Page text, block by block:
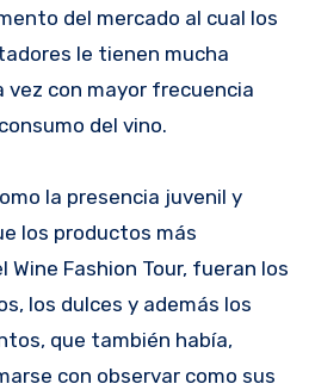
del mercado al cual los
le tienen mucha
vez con mayor frecuencia
del vino.
la presencia juvenil y
los productos más
Fashion Tour, fueran los
los dulces y además los
que también había,
con observar como sus